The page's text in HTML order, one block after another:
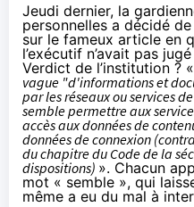
Jeudi dernier, la
personnelles a décidé
sur le fameux article en
l’exécutif n’avait pas
Verdict de l’institution ? «
vague "d'informations et
par les réseaux ou services
semble permettre aux
accès aux données de
données de connexion
du chapitre du Code de la
dispositions) ». Chacun
mot « semble », qui
même a eu du mal à